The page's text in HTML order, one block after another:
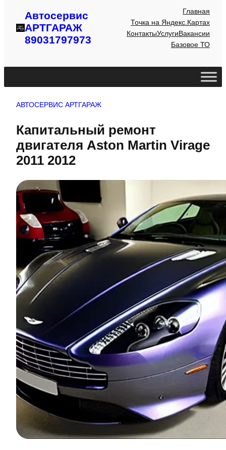
Автосервис
АРТГАРАЖ
89031797973
Главная
Точка на Яндекс.Картах
КонтактыУслугиВакансии
Базовое ТО
АВТОСЕРВИС АРТГАРАЖ
Капитальный ремонт
двигателя Aston Martin Virage
2011 2012